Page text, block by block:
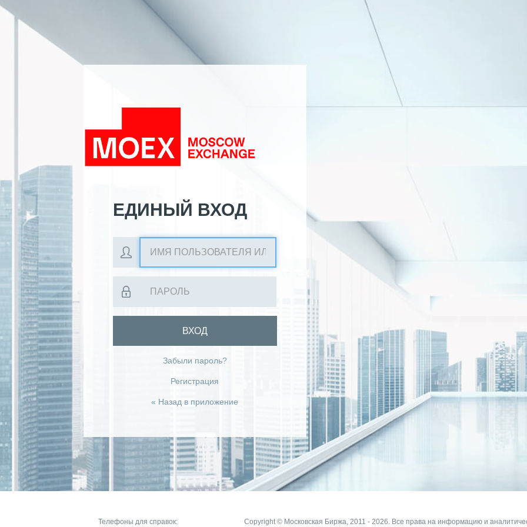
ЕДИНЫЙ ВХОД
ВХОД
Забыли пароль?
Регистрация
« Назад в приложение
Телефоны для справок: Copyright © Московская Биржа, 2011 - 2026. Все права на информацию и